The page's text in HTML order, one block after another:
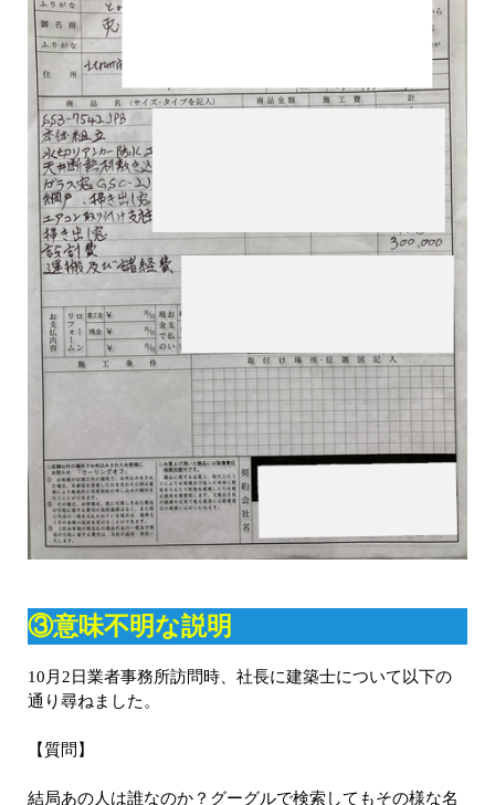
③意味不明な説明
10月2日業者事務所訪問時、社長に建築士について以下の
通り尋ねました。
【質問】
結局あの人は誰なのか？グーグルで検索してもその様な名